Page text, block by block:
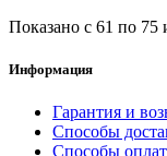
Показано с 61 по 75
Информация
Гарантия и
Способы
Способы